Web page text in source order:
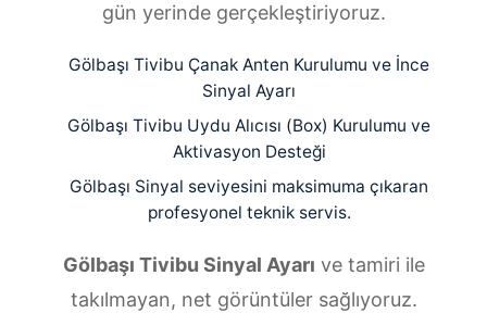
gün yerinde gerçekleştiriyoruz.
Gölbaşı Tivibu Çanak Anten Kurulumu ve İnce
Sinyal Ayarı
Gölbaşı Tivibu Uydu Alıcısı (Box) Kurulumu ve
Aktivasyon Desteği
Gölbaşı Sinyal seviyesini maksimuma çıkaran
profesyonel teknik servis.
Gölbaşı Tivibu Sinyal Ayarı ve tamiri ile
takılmayan, net görüntüler sağlıyoruz.